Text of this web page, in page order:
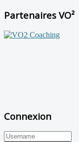
Partenaires VO²
Connexion